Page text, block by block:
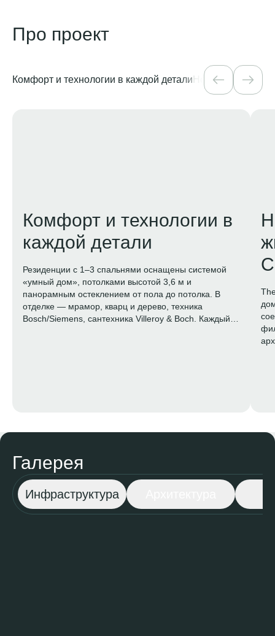
Про проект
Комфорт и технологии в каждой детали Новая глава
Комфорт и технологии в
каждой детали
Резиденции с 1–3 спальнями оснащены системой
«умный дом», потолками высотой 3,6 м и
панорамным остеклением от пола до потолка. В
отделке — мрамор, кварц и дерево, техника
Bosch/Siemens, сантехника Villeroy & Boch. Каждый
Галерея
Инфраструктура